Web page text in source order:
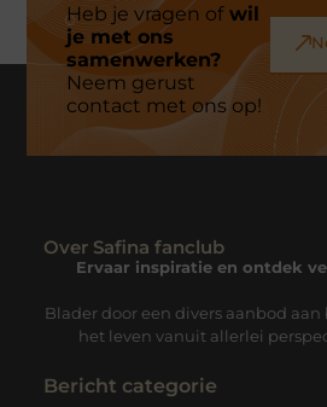
Heb je vragen ofwil
je met ons
samenwerken?
Neem gerust
contact met ons op!
Over Safina fanclub
Ervaar inspiratie en ontdek
Blader door een divers aanbod
het leven vanuit allerlei
Bericht categorie